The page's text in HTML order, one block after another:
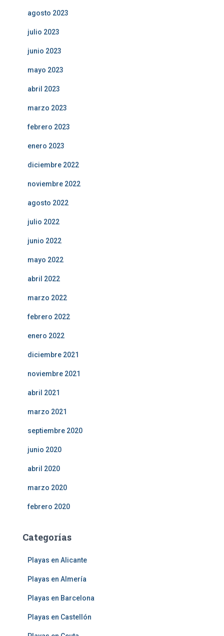
agosto 2023
julio 2023
junio 2023
mayo 2023
abril 2023
marzo 2023
febrero 2023
enero 2023
diciembre 2022
noviembre 2022
agosto 2022
julio 2022
junio 2022
mayo 2022
abril 2022
marzo 2022
febrero 2022
enero 2022
diciembre 2021
noviembre 2021
abril 2021
marzo 2021
septiembre 2020
junio 2020
abril 2020
marzo 2020
febrero 2020
Categorías
Playas en Alicante
Playas en Almería
Playas en Barcelona
Playas en Castellón